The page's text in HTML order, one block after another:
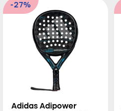
-27%
Adidas Adipower